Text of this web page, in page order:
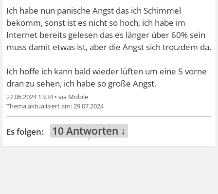
Ich habe nun panische Angst das ich Schimmel
bekomm, sonst ist es nicht so hoch, ich habe im
Internet bereits gelesen das es länger über 60% sein
muss damit etwas ist, aber die Angst sich trotzdem da.
Ich hoffe ich kann bald wieder lüften um eine 5 vorne
dran zu sehen, ich habe so große Angst.
27.06.2024 13:34•
29.07.2024
10 Antworten ↓